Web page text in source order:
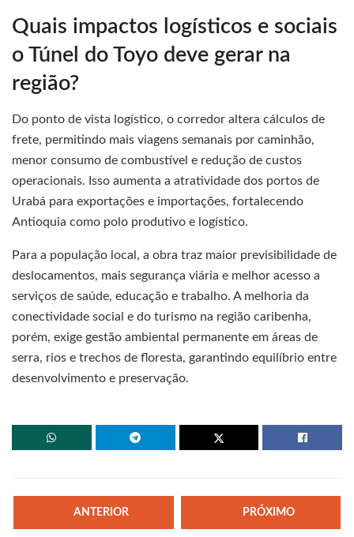
Quais impactos logísticos e sociais
o Túnel do Toyo deve gerar na
região?
Do ponto de vista logístico, o corredor altera cálculos de
frete, permitindo mais viagens semanais por caminhão,
menor consumo de combustível e redução de custos
operacionais. Isso aumenta a atratividade dos portos de
Urabá para exportações e importações, fortalecendo
Antioquia como polo produtivo e logístico.
Para a população local, a obra traz maior previsibilidade de
deslocamentos, mais segurança viária e melhor acesso a
serviços de saúde, educação e trabalho. A melhoria da
conectividade social e do turismo na região caribenha,
porém, exige gestão ambiental permanente em áreas de
serra, rios e trechos de floresta, garantindo equilíbrio entre
desenvolvimento e preservação.
ANTERIOR PRÓXIMO